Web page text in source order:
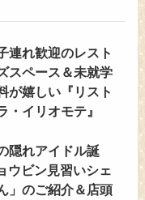
連れ歓迎のレスト
スペース＆未就学
が嬉しい『リスト
・イリオモテ』
隠れアイドル誕
ウビン見習いシェ
」のご紹介＆店頭